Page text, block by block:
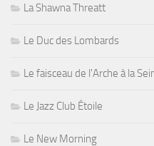
La Shawna Threatt
Le Duc des Lombards
Le faisceau de l'Arche à la
Le Jazz Club Étoile
Le New Morning